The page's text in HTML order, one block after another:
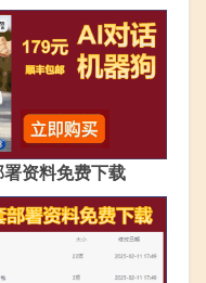
资料免费下载